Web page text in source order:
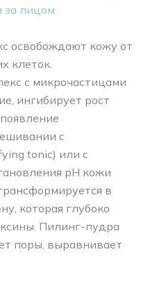
за лицом
освобождают кожу от
клеток.
с микрочастицами
ингибирует рост
с
tonic) или с
pH кожи
в
которая глубоко
Пилинг-пудра
поры, выравнивает